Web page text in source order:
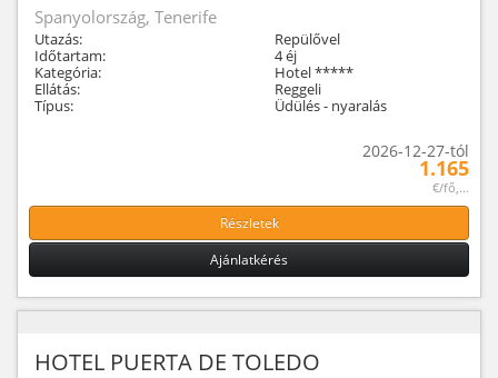
Spanyolország, Tenerife
Utazás:
Repülővel
Időtartam:
4 éj
Kategória:
Hotel *****
Ellátás:
Reggeli
Típus:
Üdülés - nyaralás
2026-12-27-tól
1.165
€/fő,...
Részletek
Ajánlatkérés
HOTEL PUERTA DE TOLEDO